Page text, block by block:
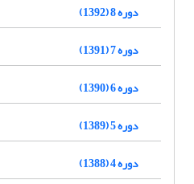
دوره 8 (1392)
دوره 7 (1391)
دوره 6 (1390)
دوره 5 (1389)
دوره 4 (1388)